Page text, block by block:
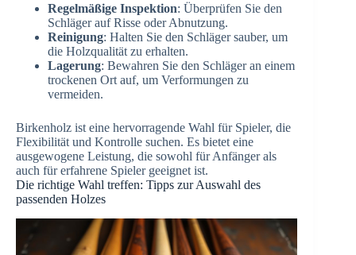
Regelmäßige Inspektion: Überprüfen Sie den
Schläger auf Risse oder Abnutzung.
Reinigung: Halten Sie den Schläger sauber, um
die Holzqualität zu erhalten.
Lagerung: Bewahren Sie den Schläger an einem
trockenen Ort auf, um Verformungen zu
vermeiden.
Birkenholz ist eine hervorragende Wahl für Spieler, die
Flexibilität und Kontrolle suchen. Es bietet eine
ausgewogene Leistung, die sowohl für Anfänger als
auch für erfahrene Spieler geeignet ist.
Die richtige Wahl treffen: Tipps zur Auswahl des
passenden Holzes